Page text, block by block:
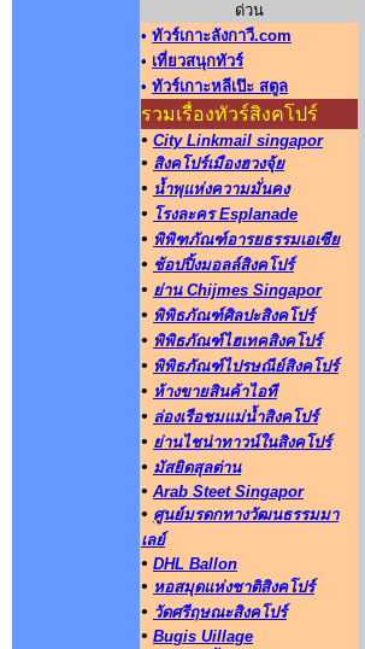
ด่วน
• ทัวร์เกาะลังกาวี.com
• เที่ยวสนุกทัวร์
• ทัวร์เกาะหลีเป๊ะ สตูล
รวมเรื่องทัวร์สิงคโปร์
• City Linkmail singapor
• สิงคโปร์เมืองฮวงจุ้ย
• น้ำพุแห่งความมั่นคง
• โรงละคร Esplanade
• พิพิฑภัณฑ์อารยธรรมเอเซีย
• ช้อปปิ้งมอลล์สิงคโปร์
• ย่าน Chijmes Singapor
• พิพิธภัณฑ์ศิลปะสิงคโปร์
• พิพิธภัณฑ์ไฮเทคสิงคโปร์
• พิพิธภัณฑ์ไปรษณีย์สิงคโปร์
• ห้างขายสินค้าไอที
• ล่องเรือชมแม่น้ำสิงคโปร์
• ย่านไชน่าทาวน์ในสิงคโปร์
• มัสยิดสุลต่าน
• Arab Steet Singapor
• ศูนย์มรดกทางวัฒนธรรมมา
เลย์
• DHL Ballon
• หอสมุดแห่งชาติสิงคโปร์
• วัดศรีฤษณะสิงคโปร์
• Bugis Uillage